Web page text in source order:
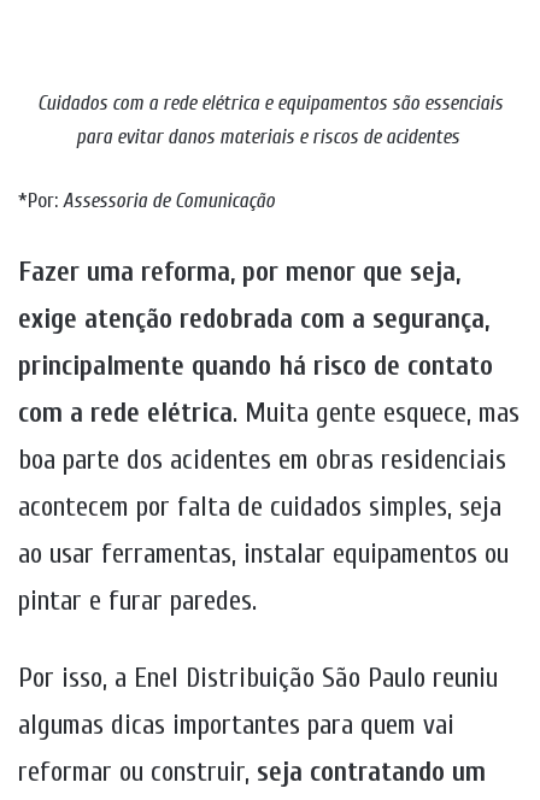
Cuidados com a rede elétrica e equipamentos são essenciais
para evitar danos materiais e riscos de acidentes
*Por: Assessoria de Comunicação
Fazer uma reforma, por menor que seja,
exige atenção redobrada com a segurança,
principalmente quando há risco de contato
com a rede elétrica. Muita gente esquece, mas
boa parte dos acidentes em obras residenciais
acontecem por falta de cuidados simples, seja
ao usar ferramentas, instalar equipamentos ou
pintar e furar paredes.
Por isso, a Enel Distribuição São Paulo reuniu
algumas dicas importantes para quem vai
reformar ou construir, seja contratando um